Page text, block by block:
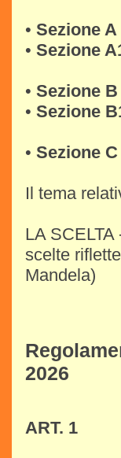
• Sezione A
• Sezione
• Sezione B
• Sezione
• Sezione C
Il tema
LA
scelte
Mandela)
2026
ART. 1